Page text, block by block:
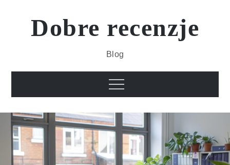
Dobre recenzje
Blog
Menu